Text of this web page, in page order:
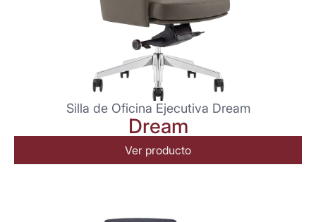
Silla de Oficina Ejecutiva Dream
Dream
Ver producto